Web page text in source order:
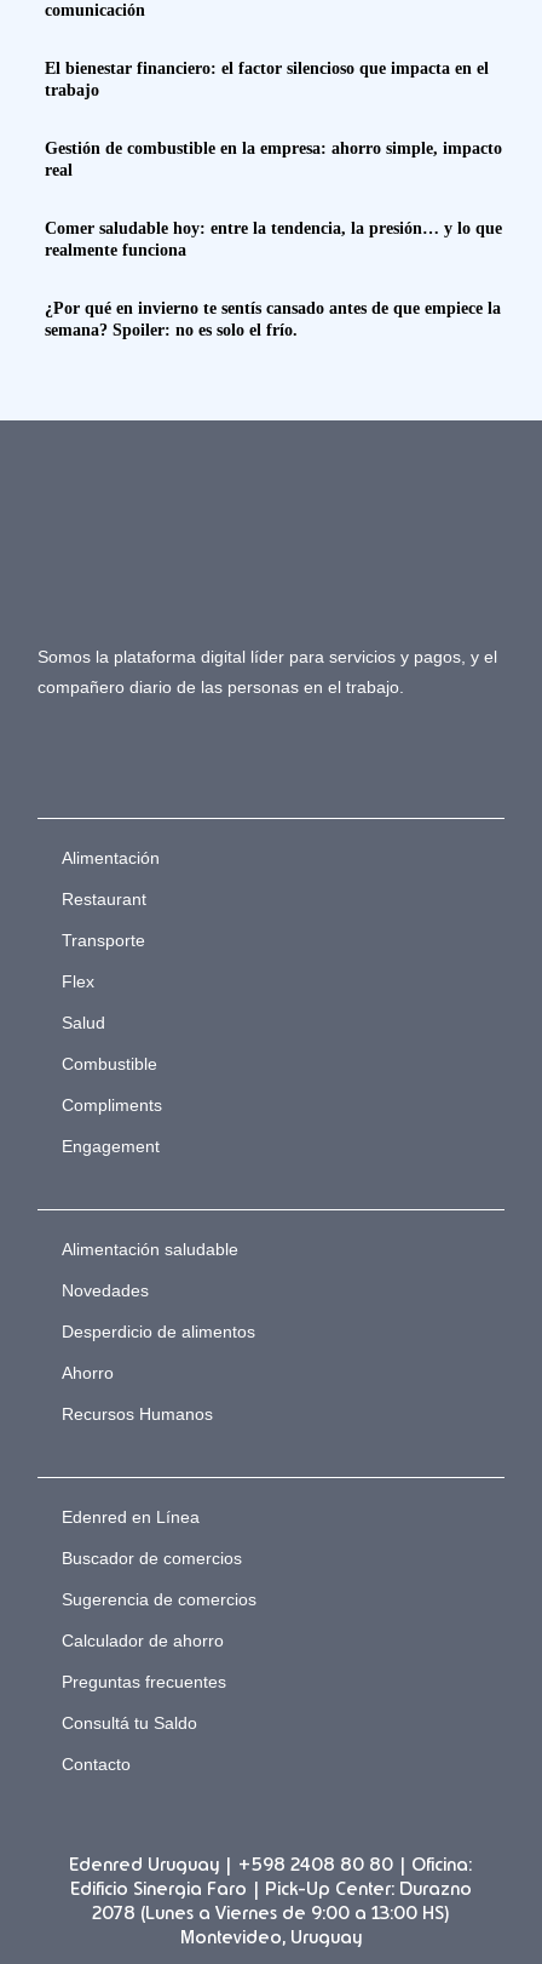
comunicación
El bienestar financiero: el factor silencioso que impacta en el
trabajo
Gestión de combustible en la empresa: ahorro simple, impacto
real
Comer saludable hoy: entre la tendencia, la presión… y lo que
realmente funciona
¿Por qué en invierno te sentís cansado antes de que empiece la
semana? Spoiler: no es solo el frío.
Somos la plataforma digital líder para servicios y pagos, y el
compañero diario de las personas en el trabajo.
Alimentación
Restaurant
Transporte
Flex
Salud
Combustible
Compliments
Engagement
Alimentación saludable
Novedades
Desperdicio de alimentos
Ahorro
Recursos Humanos
Edenred en Línea
Buscador de comercios
Sugerencia de comercios
Calculador de ahorro
Preguntas frecuentes
Consultá tu Saldo
Contacto
Edenred Uruguay | +598 2408 80 80 | Oficina:
Edificio Sinergia Faro | Pick-Up Center: Durazno
2078 (Lunes a Viernes de 9:00 a 13:00 HS)
Montevideo, Uruguay